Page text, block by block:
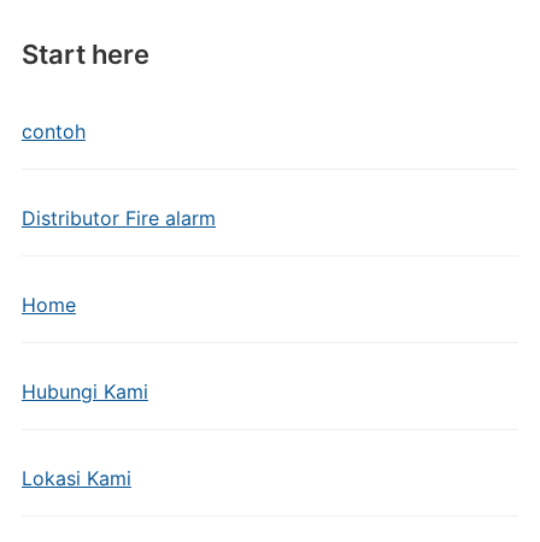
Start here
contoh
Distributor Fire alarm
Home
Hubungi Kami
Lokasi Kami